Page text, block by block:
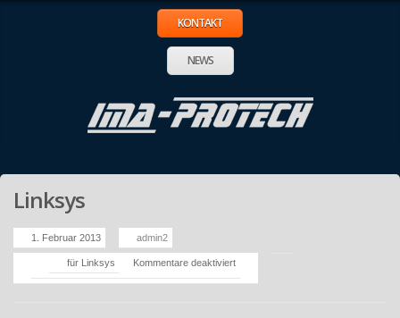
KONTAKT
NEWS
Linksys
1. Februar 2013 admin2
Kommentare deaktiviert
für Linksys